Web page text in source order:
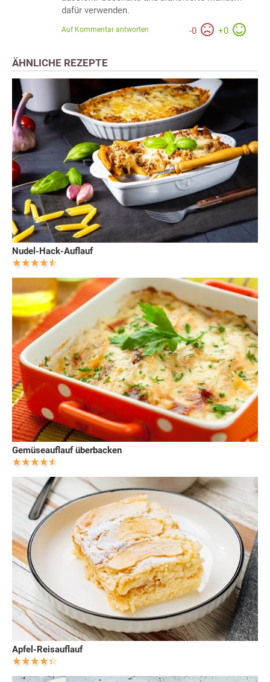
dafür verwenden.
-0 +0
Auf Kommentar antworten
ÄHNLICHE REZEPTE
Nudel-Hack-Auflauf
Gemüseauflauf überbacken
Apfel-Reisauflauf